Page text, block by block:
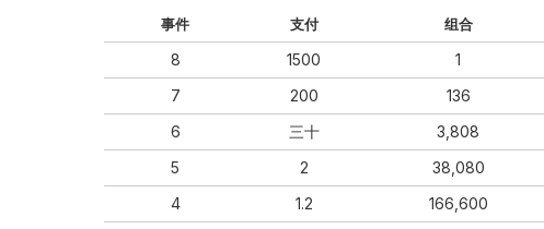
事件 支付 组合
8 1500 1
7
200 136
6
三十 3,808
5
2 38,080
4
1.2 166,600